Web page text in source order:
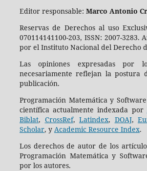
Editor responsable: Marco Antonio
Reservas de Derechos al uso
070114141100-203, ISSN: 2007-3283.
por el Instituto Nacional del Derecho
Las opiniones expresadas por
necesariamente reflejan la postura
publicación.
Programación Matemática y
científica actualmente indexada por
Biblat, CrossRef,Latindex, DOAJ,
Scholar, y Academic Resource Index.
Los derechos de autor de los
Programación Matemática y
por los autores.